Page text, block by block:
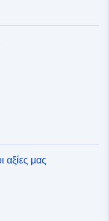
αξίες μας